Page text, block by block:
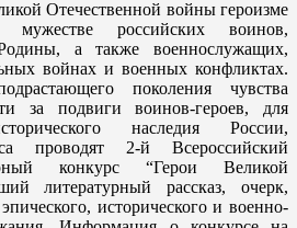
Отечественной войны героизме
российских воинов,
а также военнослужащих,
войнах и военных конфликтах.
поколения чувства
за подвиги воинов-героев, для
наследия России,
проводят 2-й Всероссийский
конкурс “Герои Великой
литературный рассказ, очерк,
исторического и военно-